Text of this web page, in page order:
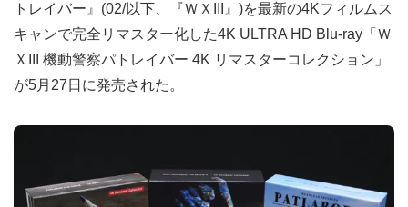
トレイバー』(02/以下、『ＷＸIII』)を最新の4Kフィルムス
キャンで完全リマスター化した4K ULTRA HD Blu-ray「Ｗ
ＸIII 機動警察パトレイバー 4K リマスターコレクション」
が5月27日に発売された。